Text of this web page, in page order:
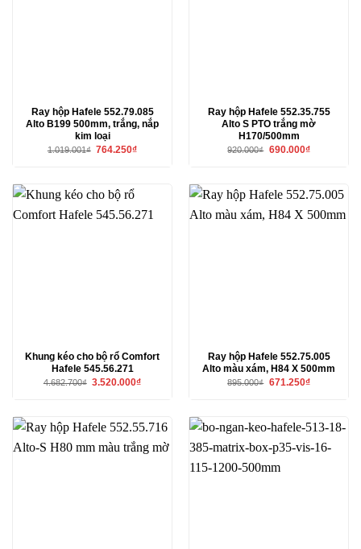
Ray hộp Hafele 552.79.085
Alto B199 500mm, trắng, nắp
kim loại
1.019.001₫ Giá
764.250₫Giá
Ray hộp Hafele 552.35.755
Alto S PTO trắng mờ
H170/500mm
920.000₫ Giá
690.000₫Giá
Khung kéo cho bộ rổ Comfort
Hafele 545.56.271
4.682.700₫ Giá
3.520.000₫Giá
Ray hộp Hafele 552.75.005
Alto màu xám, H84 X 500mm
895.000₫ Giá
671.250₫Giá